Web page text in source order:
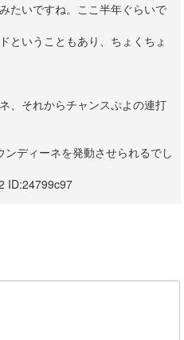
たいですね。ここ半年ぐらいで
ということもあり、ちょくちょ
、それからチャンスぷよの連打
ディーネを発動させられるでし
ID:24799c97